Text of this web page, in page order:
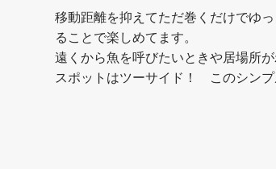
移動距離を抑えてただ巻くだけでゆ
ることで楽しめてます。
遠くから魚を呼びたいときや居場所
スポットはツーサイド！ このシンプ